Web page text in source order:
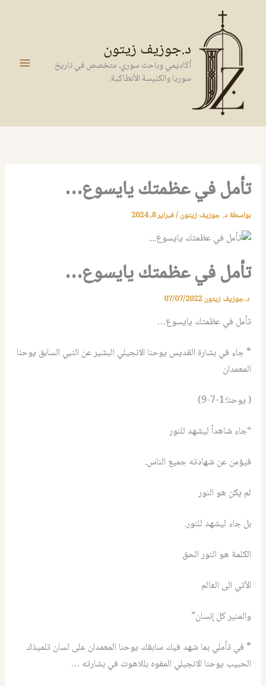
المحتوى
د.جوزيف زيتون
أكاديمي وباحث سوري، متخصص في تاريخ
سوريا والكنيسة الأنطاكية.
تأمل في عظمتك يايسوع…
بواسطةد. جوزيف زيتون/فبراير 8, 2024
تأمل في عظمتك يايسوع…
د.جوزيف زيتون07/07/2022
تأمل في عظمتك يايسوع…
* جاء في بشارة القديس يوحنا الانجيلي البشير عن النبي السابق يوحنا
المعمدان
( يوحنا:1-7-9)
“جاء شاهداً ليشهد للنور
فيؤمن عن شهادته جميع الناس.
لم يكن هو النور
بل جاء ليشهد للنور.
الكلمة هو النور الحق
الآتي الى العالم
والمنير كل إنسان”
* في تأملي بما شهد فيك سابقك يوحنا المعمدان على لسان تلميذك
الحبيب يوحنا الانجيلي المفوه بللاهوت في بشارته …